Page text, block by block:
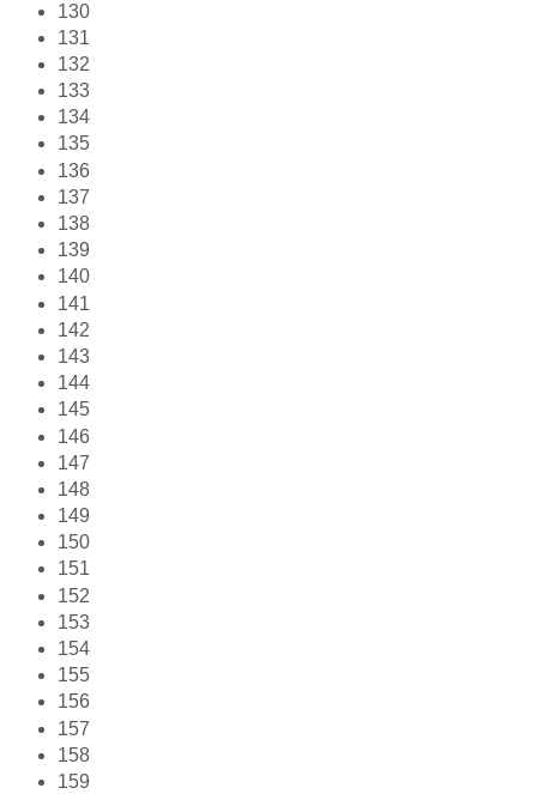
130
131
132
133
134
135
136
137
138
139
140
141
142
143
144
145
146
147
148
149
150
151
152
153
154
155
156
157
158
159